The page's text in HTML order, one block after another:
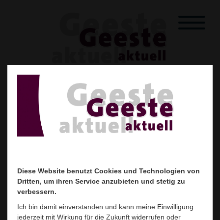
Heilpraktikerin Elke Grohse
Unter den Kuhlen 1
Diese Website benutzt Cookies und Technologien von
Dritten, um ihren Service anzubieten und stetig zu
verbessern.
Ich bin damit einverstanden und kann meine Einwilligung
jederzeit mit Wirkung für die Zukunft widerrufen oder
Diese Website benutzt Cookies und Technologien von
Dritten, um ihren Service anzubieten und stetig zu
verbessern.
Ich bin damit einverstanden und kann meine Einwilligung
jederzeit mit Wirkung für die Zukunft widerrufen oder